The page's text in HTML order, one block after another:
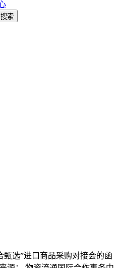
搜索
甄选”进口商品采购对接会的函